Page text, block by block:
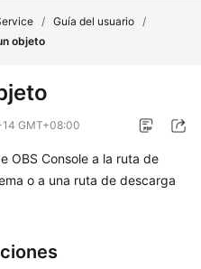
/ Guía del usuario /
objeto
GMT+08:00
OBS Console a la ruta de
o a una ruta de descarga